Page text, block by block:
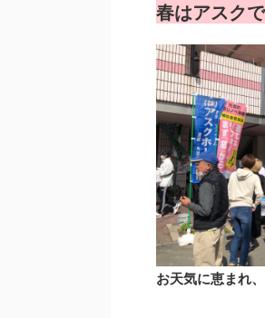
春はアスク
お天気に恵まれ